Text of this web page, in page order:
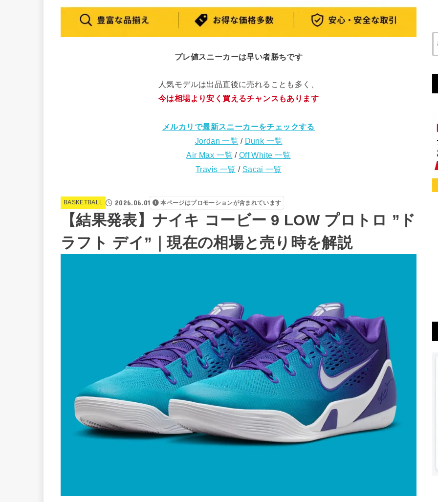
プレ値スニーカーは早い者勝ちです
人気モデルは出品直後に売れることも多く、
今は相場より安く買えるチャンスもあります
メルカリで最新スニーカーをチェックする
Jordan 一覧 / Dunk 一覧
Air Max 一覧 / Off White 一覧
Travis 一覧 / Sacai 一覧
BASKETBALL 2026.06.01 本ページはプロモーションが含まれています
【結果発表】ナイキ コービー 9 LOW プロトロ ”ド
ラフト デイ”｜現在の相場と売り時を解説